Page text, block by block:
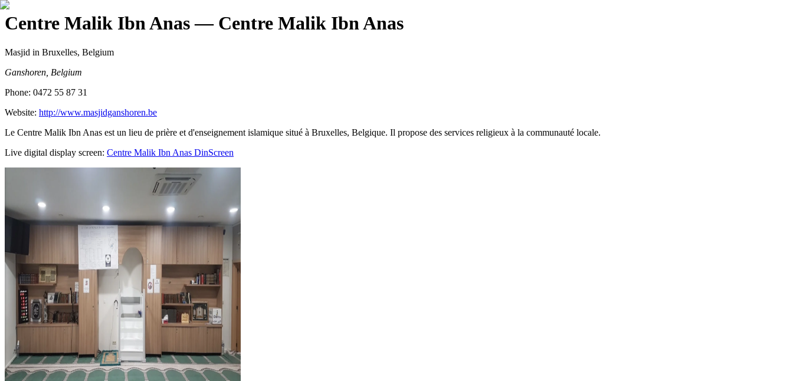
Centre Malik Ibn Anas— Centre Malik Ibn Anas
Masjid in Bruxelles, Belgium
Ganshoren, Belgium
Phone: 0472 55 87 31
Website: http://www.masjidganshoren.be
Le Centre Malik Ibn Anas est un lieu de prière et d'enseignement islamique situé à Bruxelles, Belgique. Il propose des services religieux à la communauté locale.
Live digital display screen: Centre Malik Ibn Anas DinScreen